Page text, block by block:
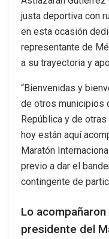
justa deportiva con
en esta ocasión
representante de
a su trayectoria y
“Bienvenidas y
de otros municipios
República y de
hoy están aquí
Maratón
previo a dar el
contingente de
Lo
presidente del